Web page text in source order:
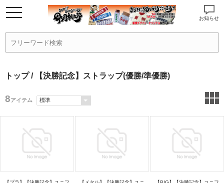
お知らせ
トップ/ 【決勝記念】ストラップ(優勝/準優勝)
8アイテム